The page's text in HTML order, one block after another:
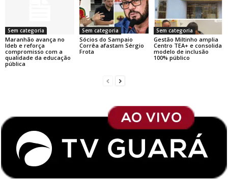
Sem categoria
Maranhão avança no
Ideb e reforça
compromisso com a
qualidade da educação
pública
Sem categoria
Sócios do Sampaio
Corrêa afastam Sérgio
Frota
Sem categoria
Gestão Miltinho amplia
Centro TEA+ e consolida
modelo de inclusão
100% público